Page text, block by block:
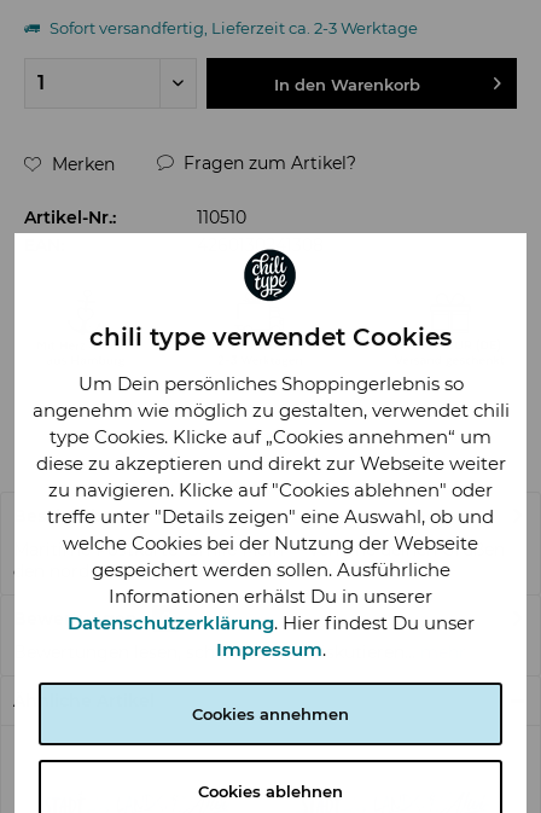
chili type verwendet Cookies
Um Dein persönliches Shoppingerlebnis so
angenehm wie möglich zu gestalten, verwendet chili
type Cookies. Klicke auf „Cookies annehmen“ um
diese zu akzeptieren und direkt zur Webseite weiter
zu navigieren. Klicke auf "Cookies ablehnen" oder
treffe unter "Details zeigen" eine Auswahl, ob und
welche Cookies bei der Nutzung der Webseite
gespeichert werden sollen. Ausführliche
Informationen erhälst Du in unserer
Datenschutzerklärung. Hier findest Du unser
Impressum.
Cookies annehmen
Cookies ablehnen
Sofort versandfertig, Lieferzeit ca. 2-3 Werktage
In den Warenkorb
Merken Fragen zum Artikel?
Artikel-Nr.:
110510
4260130241308
Beschreibung
Maritime Postkarte "Smile Moin" – Verleihe deinen Grüßen
den nordischen Touch...mehr
Bewertungen
0
Bewertungen lesen, schreiben und diskutieren...
Ähnliche Artikel